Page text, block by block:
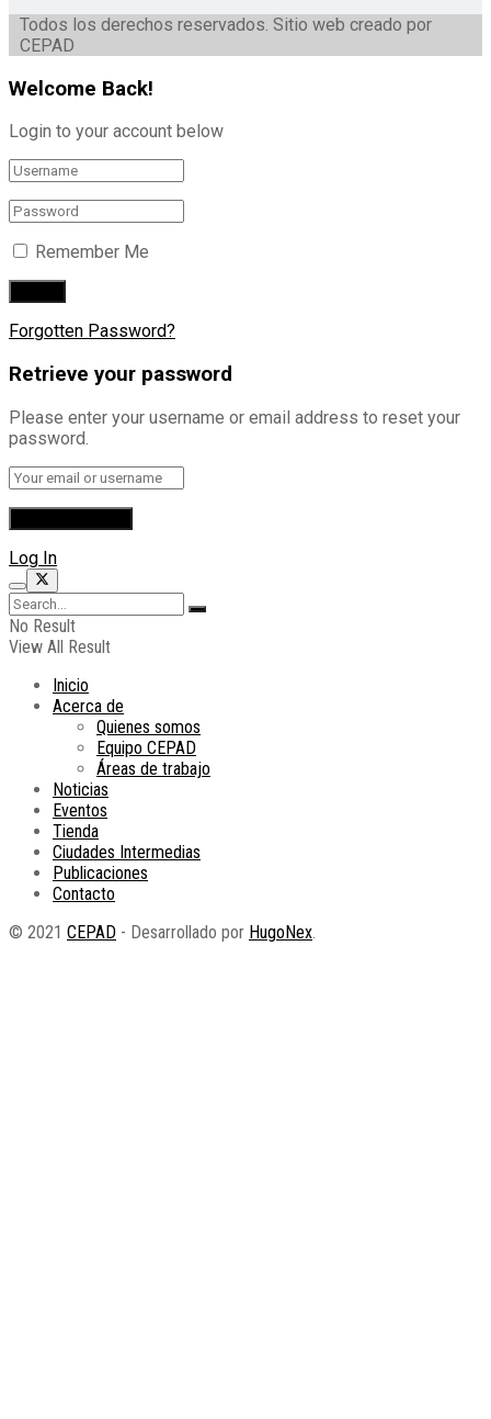
Todos los derechos reservados. Sitio web creado por
CEPAD
Welcome Back!
Login to your account below
Remember Me
Forgotten Password?
Retrieve your password
Please enter your username or email address to reset your
password.
Log In
No Result
View All Result
Inicio
Acerca de
Quienes somos
Equipo CEPAD
Áreas de trabajo
Noticias
Eventos
Tienda
Ciudades Intermedias
Publicaciones
Contacto
© 2021 CEPAD - Desarrollado por HugoNex.